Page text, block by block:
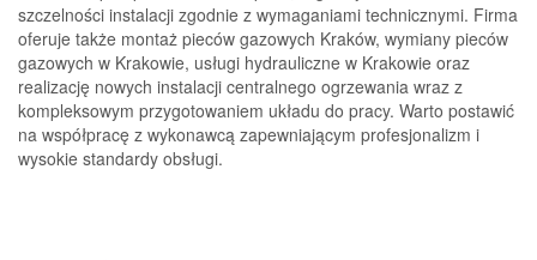
szczelności instalacji zgodnie z wymaganiami technicznymi. Firma
oferuje także montaż pieców gazowych Kraków, wymiany pieców
gazowych w Krakowie, usługi hydrauliczne w Krakowie oraz
realizację nowych instalacji centralnego ogrzewania wraz z
kompleksowym przygotowaniem układu do pracy. Warto postawić
na współpracę z wykonawcą zapewniającym profesjonalizm i
wysokie standardy obsługi.